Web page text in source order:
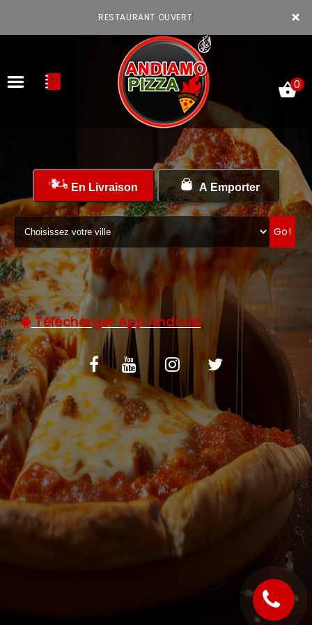
×
RESTAURANT OUVERT
LA CARTE
VOTRE COMPTE
NOTRE RESTAURANT
VOS AVIS
MENTIONS LÉGALES
C.G.V
0
En Livraison A Emporter
Go!
Télécharger App Android